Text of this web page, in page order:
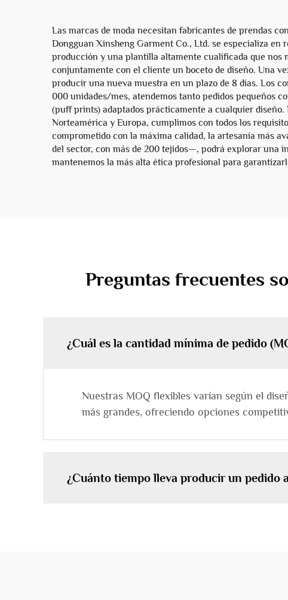
Las marcas de moda necesitan fabricantes de prendas
Dongguan Xinsheng Garment Co., Ltd. se especializa
producción y una plantilla altamente cualificada que nos
conjuntamente con el cliente un boceto de diseño. Una
producir una nueva muestra en un plazo de 8 días. Los
000 unidades/mes, atendemos tanto pedidos pequeños
(puff prints) adaptados prácticamente a cualquier diseño.
Norteamérica y Europa, cumplimos con todos los
comprometido con la máxima calidad, la artesanía más
del sector, con más de 200 tejidos—, podrá explorar una
mantenemos la más alta ética profesional para
Preguntas frecuentes
¿Cuál es la cantidad mínima de pedido
Nuestras MOQ flexibles varían según el
más grandes, ofreciendo opciones
¿Cuánto tiempo lleva producir un pedido